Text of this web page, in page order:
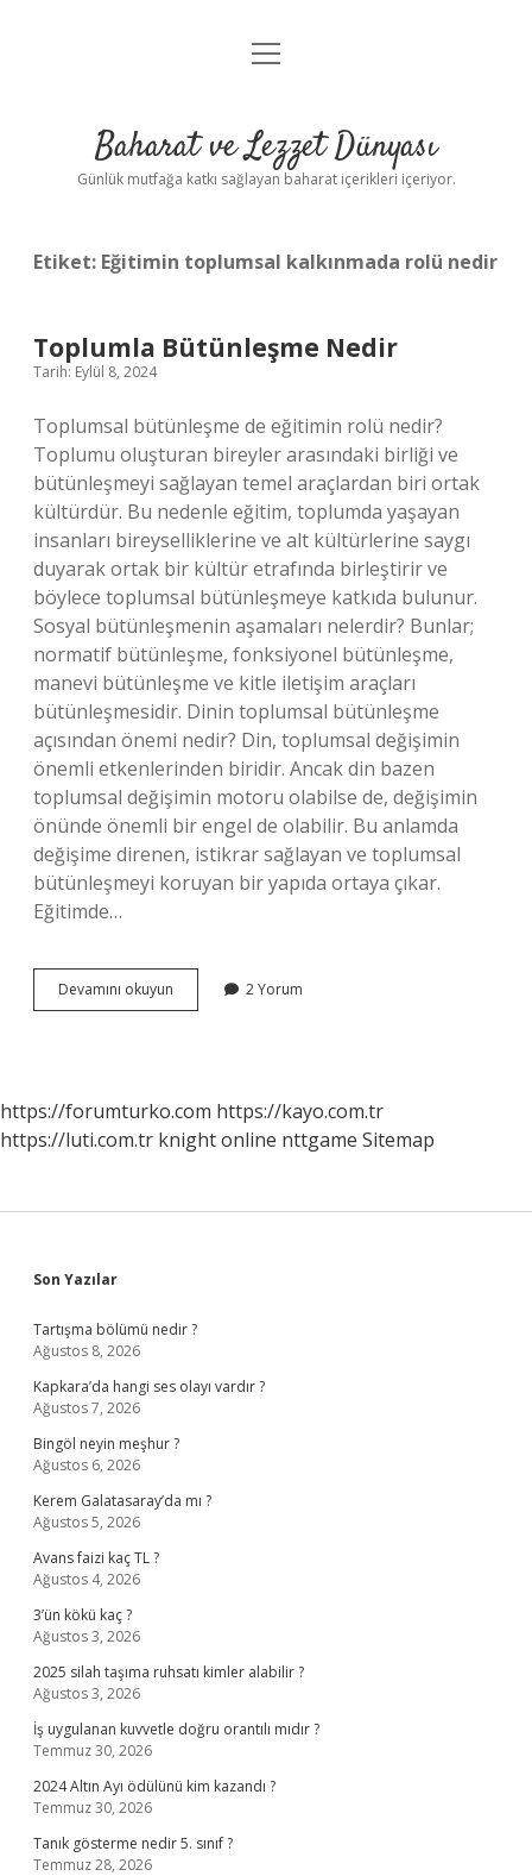
Anasayfa
Yasal Uyarı
menüyü
Baharat ve Lezzet Dünyası
Günlük mutfağa katkı sağlayan baharat içerikleri içeriyor.
Etiket: Eğitimin toplumsal kalkınmada rolü nedir
Toplumla Bütünleşme Nedir
Tarih: Eylül 8, 2024
Toplumsal bütünleşme de eğitimin rolü nedir?
Toplumu oluşturan bireyler arasındaki birliği ve
bütünleşmeyi sağlayan temel araçlardan biri ortak
kültürdür. Bu nedenle eğitim, toplumda yaşayan
insanları bireyselliklerine ve alt kültürlerine saygı
duyarak ortak bir kültür etrafında birleştirir ve
böylece toplumsal bütünleşmeye katkıda bulunur.
Sosyal bütünleşmenin aşamaları nelerdir? Bunlar;
normatif bütünleşme, fonksiyonel bütünleşme,
manevi bütünleşme ve kitle iletişim araçları
bütünleşmesidir. Dinin toplumsal bütünleşme
açısından önemi nedir? Din, toplumsal değişimin
önemli etkenlerinden biridir. Ancak din bazen
toplumsal değişimin motoru olabilse de, değişimin
önünde önemli bir engel de olabilir. Bu anlamda
değişime direnen, istikrar sağlayan ve toplumsal
bütünleşmeyi koruyan bir yapıda ortaya çıkar.
Eğitimde…
Devamını okuyun Toplumla
Bütünleşme
2 Yorum
https://forumturko.com https://kayo.com.tr
https://luti.com.tr knight online nttgame Sitemap
Sidebar
Son Yazılar
Tartışma bölümü nedir ?
Ağustos 8, 2026
Kapkara’da hangi ses olayı vardır ?
Ağustos 7, 2026
Bingöl neyin meşhur ?
Ağustos 6, 2026
Kerem Galatasaray’da mı ?
Ağustos 5, 2026
Avans faizi kaç TL ?
Ağustos 4, 2026
3’ün kökü kaç ?
Ağustos 3, 2026
2025 silah taşıma ruhsatı kimler alabilir ?
Ağustos 3, 2026
İş uygulanan kuvvetle doğru orantılı mıdır ?
Temmuz 30, 2026
2024 Altın Ayı ödülünü kim kazandı ?
Temmuz 30, 2026
Tanık gösterme nedir 5. sınıf ?
Temmuz 28, 2026